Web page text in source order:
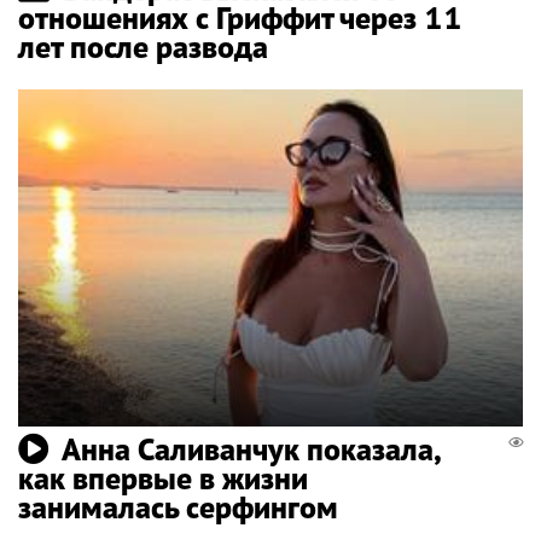
отношениях с Гриффит через 11
лет после развода
Анна Саливанчук показала,
как впервые в жизни
занималась серфингом